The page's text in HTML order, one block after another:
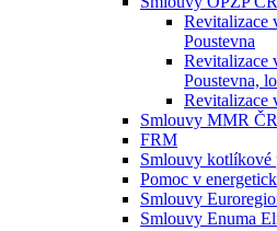
Revitalizace
Poustevna
Revitalizace
Poustevna,
Revitalizace
Smlouvy MMR ČR
FRM
Smlouvy kotlíkové
Pomoc v
Smlouvy
Smlouvy Enuma